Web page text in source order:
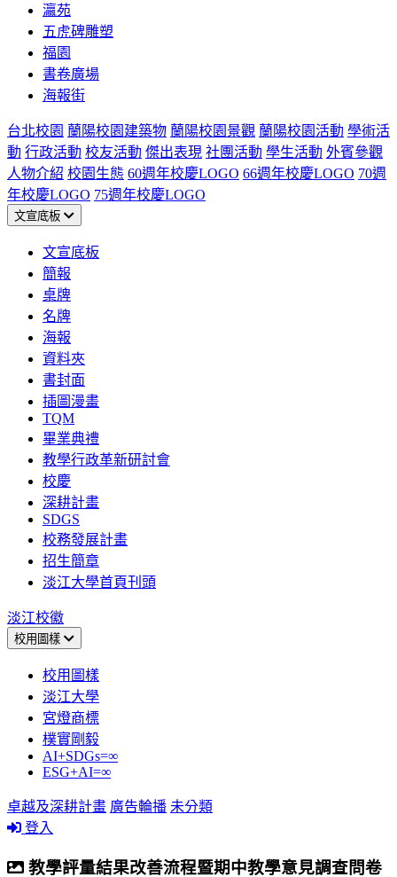
瀛苑
五虎碑雕塑
福園
書卷廣場
海報街
台北校園 蘭陽校園建築物 蘭陽校園景觀 蘭陽校園活動 學術活
動 行政活動 校友活動 傑出表現 社團活動 學生活動 外賓參觀
人物介紹 校園生態 60週年校慶LOGO 66週年校慶LOGO 70週
年校慶LOGO 75週年校慶LOGO
文宣底板
文宣底板
簡報
桌牌
名牌
海報
資料夾
書封面
插圖漫畫
TQM
畢業典禮
教學行政革新研討會
校慶
深耕計畫
SDGS
校務發展計畫
招生簡章
淡江大學首頁刊頭
淡江校徽
校用圖樣
校用圖樣
淡江大學
宮燈商標
樸實剛毅
AI+SDGs=∞
ESG+AI=∞
卓越及深耕計畫 廣告輪播 未分類
登入
教學評量結果改善流程暨期中教學意見調查問卷